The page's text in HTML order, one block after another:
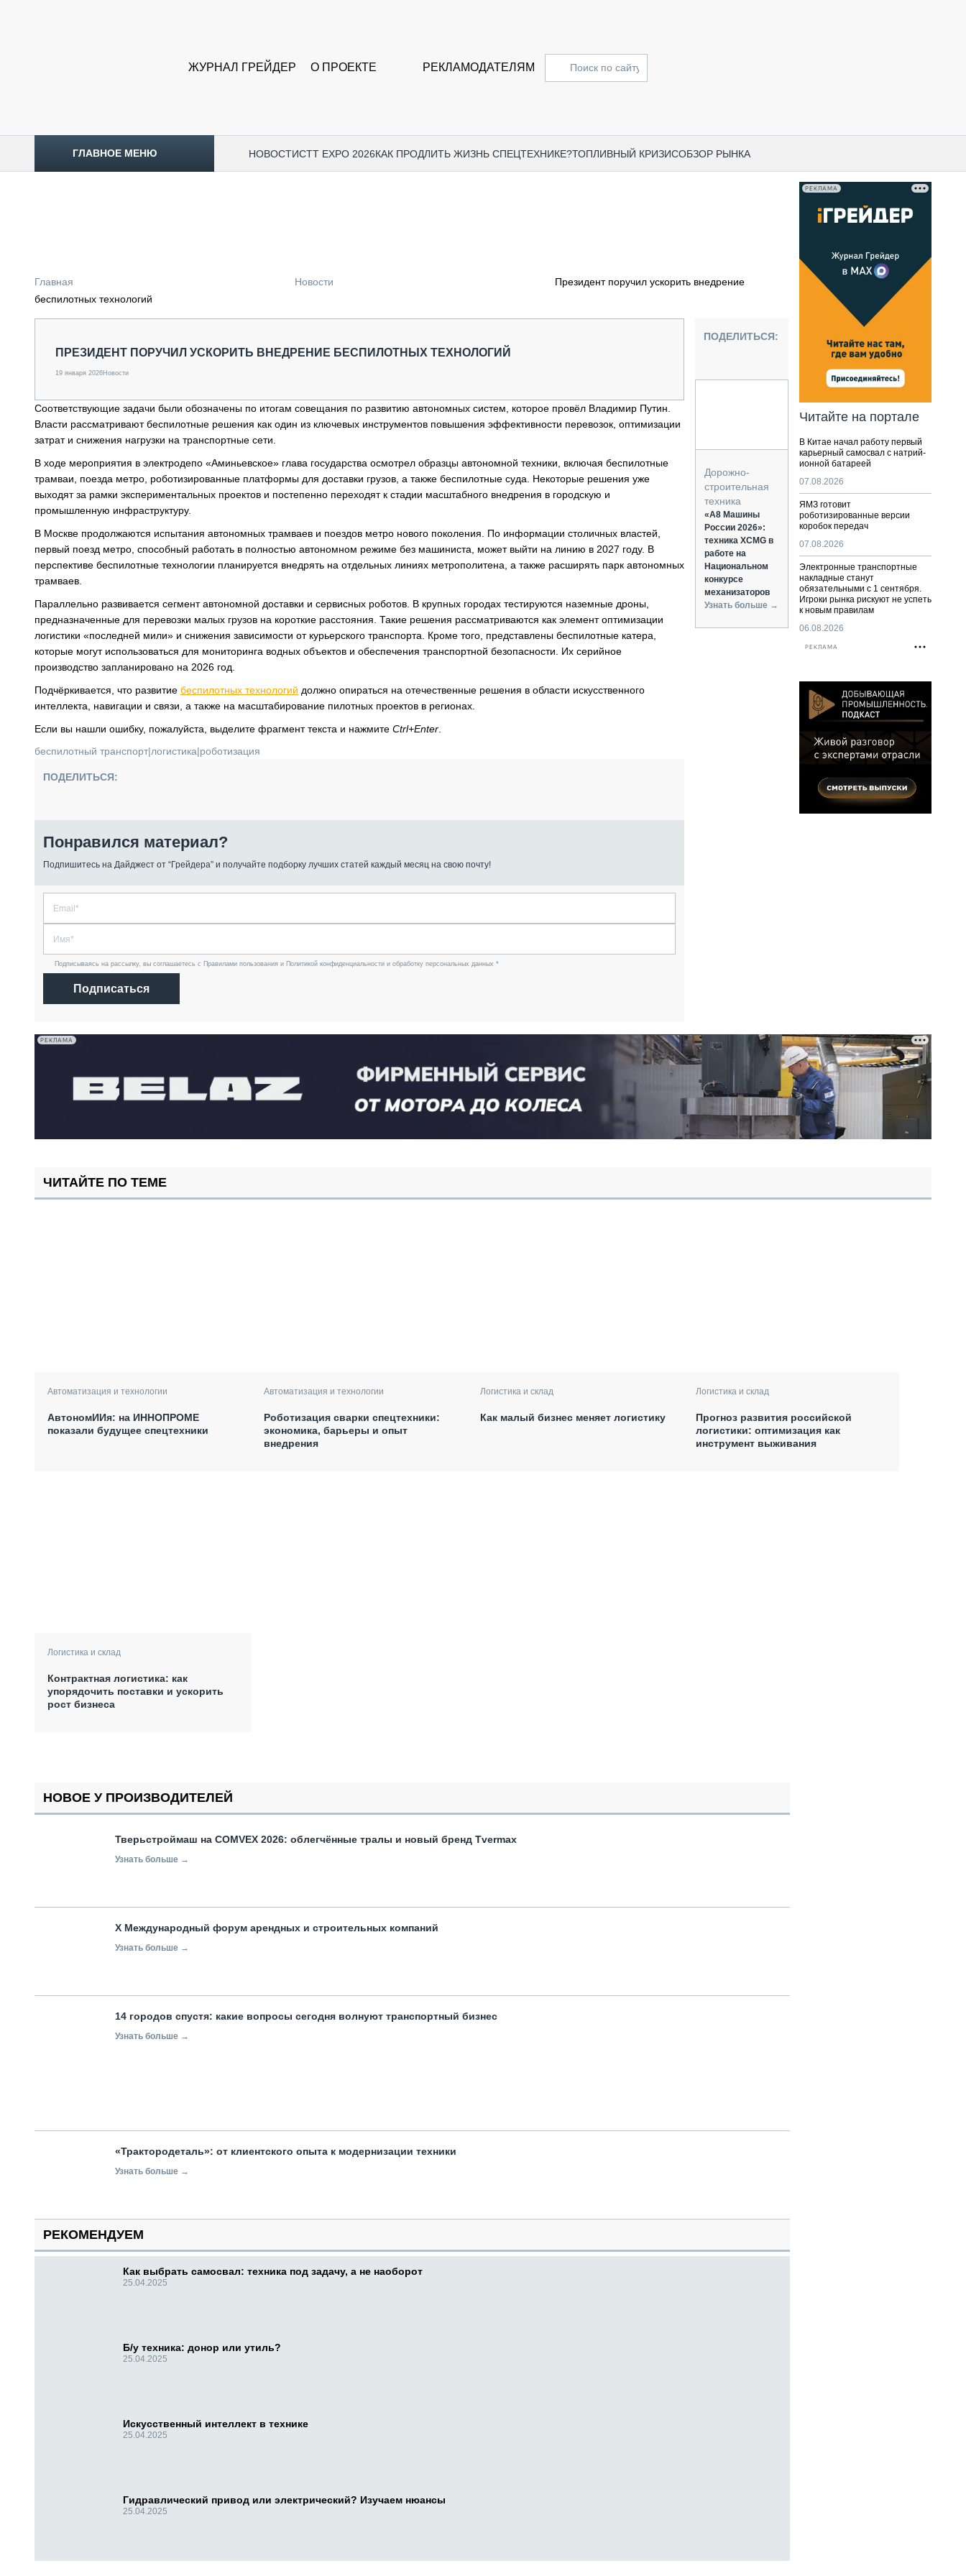
ЖУРНАЛ ГРЕЙДЕР О ПРОЕКТЕ РЕКЛАМОДАТЕЛЯМ
ГЛАВНОЕ МЕНЮ НОВОСТИCTT EXPO 2026КАК ПРОДЛИТЬ ЖИЗНЬ СПЕЦТЕХНИКЕ?ТОПЛИВНЫЙ КРИЗИСОБЗОР РЫНКА
ОБЗОР РЫНКА
ГРУЗОПЕРЕВОЗКИ
ИСПЫТАТЕЛИ
ТЕХНОЛОГИИ
ДОРОЖНАЯ ИНДУСТРИЯ
СЕРВИСМЕНЫ
ПОДЪЁМНАЯ ТЕХНИКА
ПАССАЖИРСКИЙ ТРАНСПОРТ
КАРЬЕРНАЯ ТЕХНИКА
ЛОГИСТИКА И СКЛАД
КОМПЛЕКТУЮЩИЕ И СЕРВИС
Главная Новости
Президент поручил ускорить внедрение
беспилотных технологий
ПРЕЗИДЕНТ ПОРУЧИЛ УСКОРИТЬ ВНЕДРЕНИЕ БЕСПИЛОТНЫХ ТЕХНОЛОГИЙ
19 января 2026Новости
Соответствующие задачи были обозначены по итогам совещания по развитию автономных систем, которое провёл Владимир Путин.
Власти рассматривают беспилотные решения как один из ключевых инструментов повышения эффективности перевозок, оптимизации
затрат и снижения нагрузки на транспортные сети.
В ходе мероприятия в электродепо «Аминьевское» глава государства осмотрел образцы автономной техники, включая беспилотные
трамваи, поезда метро, роботизированные платформы для доставки грузов, а также беспилотные суда. Некоторые решения уже
выходят за рамки экспериментальных проектов и постепенно переходят к стадии масштабного внедрения в городскую и
промышленную инфраструктуру.
В Москве продолжаются испытания автономных трамваев и поездов метро нового поколения. По информации столичных властей,
первый поезд метро, способный работать в полностью автономном режиме без машиниста, может выйти на линию в 2027 году. В
перспективе беспилотные технологии планируется внедрять на отдельных линиях метрополитена, а также расширять парк автономных
трамваев.
Параллельно развивается сегмент автономной доставки и сервисных роботов. В крупных городах тестируются наземные дроны,
предназначенные для перевозки малых грузов на короткие расстояния. Такие решения рассматриваются как элемент оптимизации
логистики «последней мили» и снижения зависимости от курьерского транспорта. Кроме того, представлены беспилотные катера,
которые могут использоваться для мониторинга водных объектов и обеспечения транспортной безопасности. Их серийное
производство запланировано на 2026 год.
Подчёркивается, что развитие беспилотных технологий должно опираться на отечественные решения в области искусственного
интеллекта, навигации и связи, а также на масштабирование пилотных проектов в регионах.
Если вы нашли ошибку, пожалуйста, выделите фрагмент текста и нажмите Ctrl+Enter
беспилотный транспорт|логистика|роботизация
ПОДЕЛИТЬСЯ:
Понравился материал?
Подпишитесь на Дайджест от “Грейдера” и получайте подборку лучших статей каждый месяц на свою почту!
Подписываясь на рассылку, вы соглашаетесь с Правилами пользования и Политикой конфиденциальности и обработку персональных данных *
Подписаться
ПОДЕЛИТЬСЯ:
Дорожно-
строительная
техника
«А8 Машины
России 2026»:
техника XCMG в
работе на
Национальном
конкурсе
механизаторов
Узнать больше →
РЕКЛАМА
Читайте на портале
В Китае начал работу первый
карьерный самосвал с натрий-
ионной батареей
07.08.2026
ЯМЗ готовит
роботизированные версии
коробок передач
07.08.2026
Электронные транспортные
накладные станут
обязательными с 1 сентября.
Игроки рынка рискуют не успеть
к новым правилам
06.08.2026
РЕКЛАМА
РЕКЛАМА
ЧИТАЙТЕ ПО ТЕМЕ
Автоматизация и технологии
АвтономИИя: на ИННОПРОМЕ
показали будущее спецтехники
Автоматизация и технологии
Роботизация сварки спецтехники:
экономика, барьеры и опыт
внедрения
Логистика и склад
Как малый бизнес меняет логистику
Логистика и склад
Прогноз развития российской
логистики: оптимизация как
инструмент выживания
Логистика и склад
Контрактная логистика: как
упорядочить поставки и ускорить
рост бизнеса
НОВОЕ У ПРОИЗВОДИТЕЛЕЙ
Тверьстроймаш на COMVEX 2026: облегчённые тралы и новый бренд Tvermax
Узнать больше →
X Международный форум арендных и строительных компаний
Узнать больше →
14 городов спустя: какие вопросы сегодня волнуют транспортный бизнес
Узнать больше →
«Трактородеталь»: от клиентского опыта к модернизации техники
Узнать больше →
РЕКОМЕНДУЕМ
Как выбрать самосвал: техника под задачу, а не наоборот
25.04.2025
Б/у техника: донор или утиль?
25.04.2025
Искусственный интеллект в технике
25.04.2025
Гидравлический привод или электрический? Изучаем нюансы
25.04.2025